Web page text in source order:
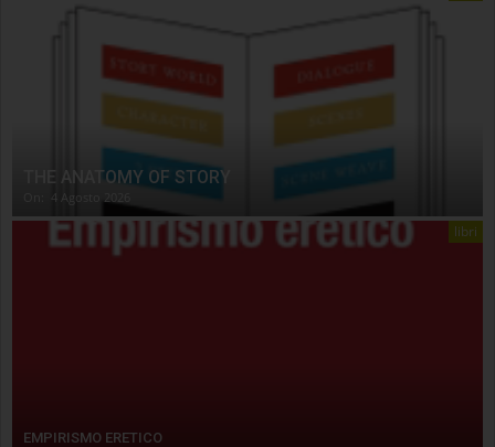
THE ANATOMY OF STORY
4 Agosto 2026
libri
EMPIRISMO ERETICO